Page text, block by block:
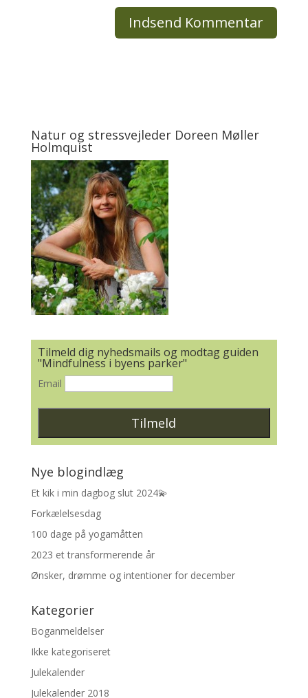
Natur og stressvejleder Doreen Møller
Holmquist
Tilmeld dig nyhedsmails og modtag guiden
"Mindfulness i byens parker"
Email
Nye blogindlæg
Et kik i min dagbog slut 2024💫
Forkælelsesdag
100 dage på yogamåtten
2023 et transformerende år
Ønsker, drømme og intentioner for december
Kategorier
Boganmeldelser
Ikke kategoriseret
Julekalender
Julekalender 2018